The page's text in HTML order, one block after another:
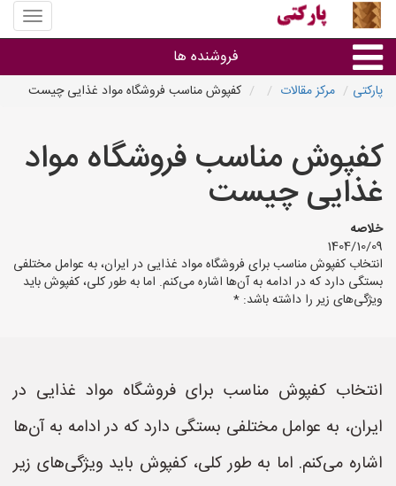
منوی
سایت
فروشنده ها
استان ها
پارکتی مرکز مقالات کفپوش مناسب فروشگاه مواد غذایی چیست
کفپوش مناسب فروشگاه مواد
غذایی چیست
خلاصه
1404/10/09
انتخاب کفپوش مناسب برای فروشگاه مواد غذایی در ایران، به عوامل مختلفی
بستگی دارد که در ادامه به آن‌ها اشاره می‌کنم. اما به طور کلی، کفپوش باید
ویژگی‌های زیر را داشته باشد: *
انتخاب کفپوش مناسب برای فروشگاه مواد غذایی در
ایران، به عوامل مختلفی بستگی دارد که در ادامه به آن‌ها
اشاره می‌کنم. اما به طور کلی، کفپوش باید ویژگی‌های زیر